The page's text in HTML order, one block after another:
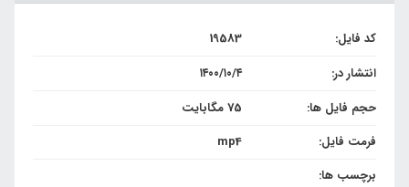
کد فایل:
19583
انتشار در:
۱۴۰۰/۱۰/۴
حجم فایل ها:
75 مگابایت
فرمت فایل:
mp4
برچسب ها: